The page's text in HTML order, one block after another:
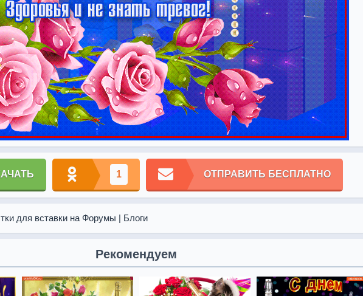
1 ОТПРАВИТЬ БЕСПЛАТНО
для вставки на Форумы | Блоги
Рекомендуем